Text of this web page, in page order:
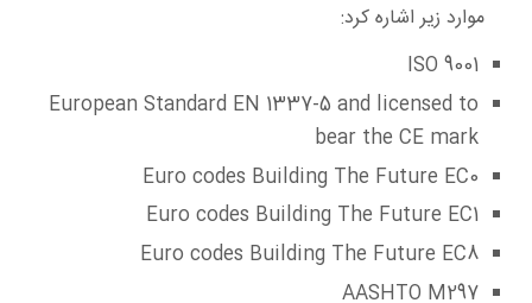
موارد زیر اشاره کرد:
ISO 9001
European Standard EN 1337-5 and licensed to
bear the CE mark
Euro codes Building The Future EC0
Euro codes Building The Future EC1
Euro codes Building The Future EC8
AASHTO M297